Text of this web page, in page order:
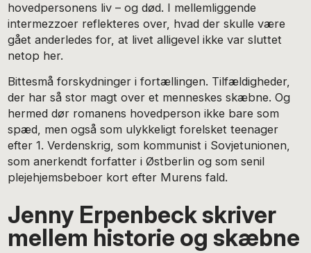
hovedpersonens liv – og død. I mellemliggende
intermezzoer reflekteres over, hvad der skulle være
gået anderledes for, at livet alligevel ikke var sluttet
netop her.
Bittesmå forskydninger i fortællingen. Tilfældigheder,
der har så stor magt over et menneskes skæbne. Og
hermed dør romanens hovedperson ikke bare som
spæd, men også som ulykkeligt forelsket teenager
efter 1. Verdenskrig, som kommunist i Sovjetunionen,
som anerkendt forfatter i Østberlin og som senil
plejehjemsbeboer kort efter Murens fald.
Jenny Erpenbeck skriver
mellem historie og skæbne